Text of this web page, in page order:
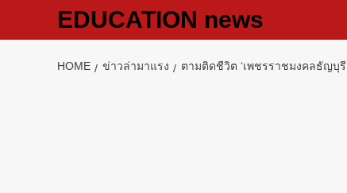
EDUCATION news
HOME ข่าวล่ามาแรง ตามติดชีวิต ‘เพชรราชมงคลธัญบุ